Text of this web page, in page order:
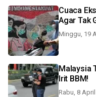
Cuaca
Agar Tak
Minggu, 19
Malaysia
Irit BBM!
Rabu, 8